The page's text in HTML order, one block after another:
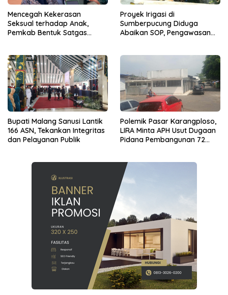
Mencegah Kekerasan
Seksual terhadap Anak,
Pemkab Bentuk Satgas
Proyek Irigasi di
Sumberpucung Diduga
Abaikan SOP, Pengawasan
Bupati Malang Sanusi Lantik
166 ASN, Tekankan Integritas
dan Pelayanan Publik
Polemik Pasar Karangploso,
LIRA Minta APH Usut Dugaan
Pidana Pembangunan 72